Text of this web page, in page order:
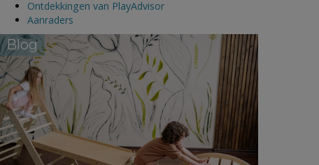
Ontdekkingen van PlayAdvisor
Aanraders
Blog